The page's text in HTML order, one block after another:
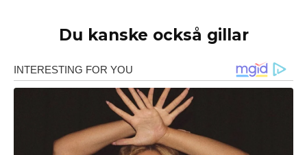
Du kanske också gillar